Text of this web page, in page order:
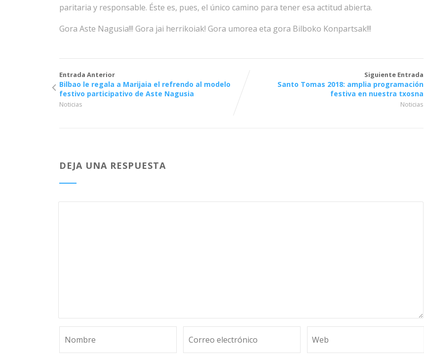
paritaria y responsable. Éste es, pues, el único camino para tener esa actitud abierta.
Gora Aste Nagusia!!! Gora jai herrikoiak! Gora umorea eta gora Bilboko Konpartsak!!!
Entrada Anterior
Bilbao le regala a Marijaia el refrendo al modelo
festivo participativo de Aste Nagusia
Noticias
Siguiente Entrada
Santo Tomas 2018: amplia programación
festiva en nuestra txosna
Noticias
DEJA UNA RESPUESTA